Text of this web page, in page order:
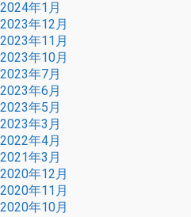
2024年1月
2023年12月
2023年11月
2023年10月
2023年7月
2023年6月
2023年5月
2023年3月
2022年4月
2021年3月
2020年12月
2020年11月
2020年10月